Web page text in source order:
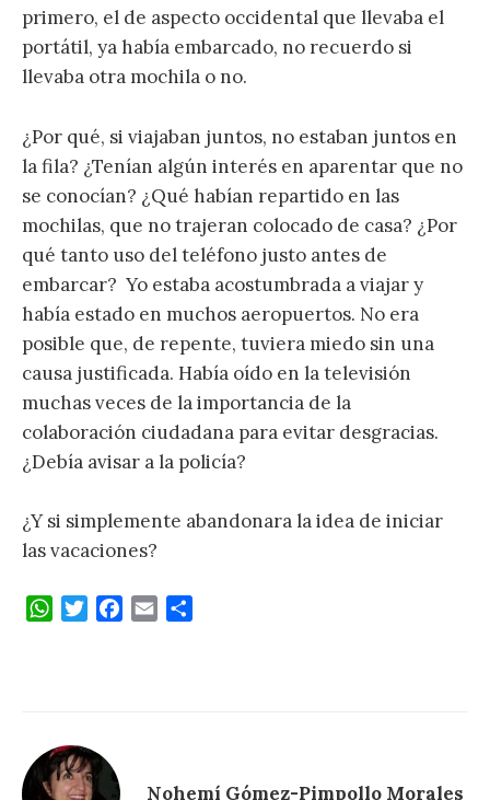
primero, el de aspecto occidental que llevaba el
portátil, ya había embarcado, no recuerdo si
llevaba otra mochila o no.
¿Por qué, si viajaban juntos, no estaban juntos en
la fila? ¿Tenían algún interés en aparentar que no
se conocían? ¿Qué habían repartido en las
mochilas, que no trajeran colocado de casa? ¿Por
qué tanto uso del teléfono justo antes de
embarcar? Yo estaba acostumbrada a viajar y
había estado en muchos aeropuertos. No era
posible que, de repente, tuviera miedo sin una
causa justificada. Había oído en la televisión
muchas veces de la importancia de la
colaboración ciudadana para evitar desgracias.
¿Debía avisar a la policía?
¿Y si simplemente abandonara la idea de iniciar
las vacaciones?
W
p
p
r
i
Nohemí Gómez-Pimpollo Morales